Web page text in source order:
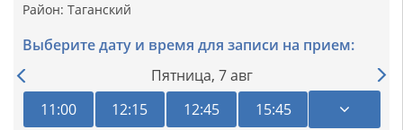
Район: Таганский
Выберите дату и время для записи на прием:
Пятница, 7 авг
11:00
12:15 12:45 15:45